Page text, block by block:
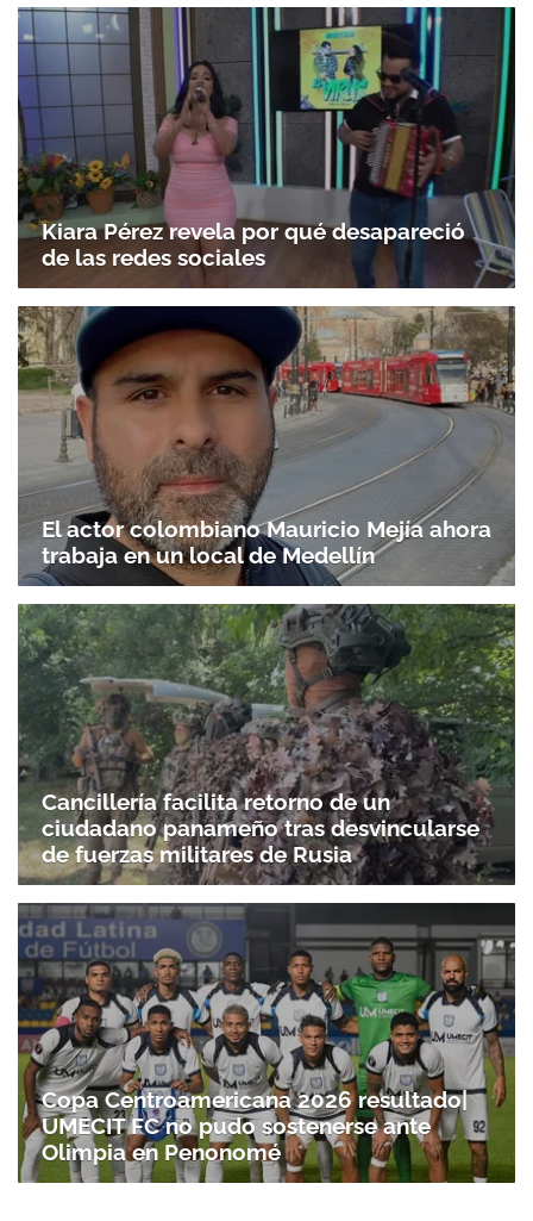
Kiara Pérez revela por qué desapareció
de las redes sociales
El actor colombiano Mauricio Mejía ahora
trabaja en un local de Medellín
Cancillería facilita retorno de un
ciudadano panameño tras desvincularse
de fuerzas militares de Rusia
Copa Centroamericana 2026 resultado|
UMECIT FC no pudo sostenerse ante
Olimpia en Penonomé